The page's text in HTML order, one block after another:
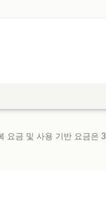
요금 및 사용 기반 요금은